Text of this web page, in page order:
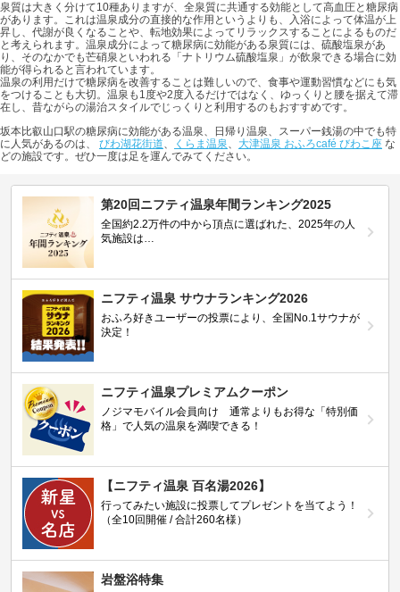
泉質は大きく分けて10種ありますが、全泉質に共通する効能として高血圧と糖尿病
があります。これは温泉成分の直接的な作用というよりも、入浴によって体温が上
昇し、代謝が良くなることや、転地効果によってリラックスすることによるものだ
と考えられます。温泉成分によって糖尿病に効能がある泉質には、硫酸塩泉があ
り、そのなかでも芒硝泉といわれる「ナトリウム硫酸塩泉」が飲泉できる場合に効
能が得られると言われています。
温泉の利用だけで糖尿病を改善することは難しいので、食事や運動習慣などにも気
をつけることも大切。温泉も1度や2度入るだけではなく、ゆっくりと腰を据えて滞
在し、昔ながらの湯治スタイルでじっくりと利用するのもおすすめです。
坂本比叡山口駅の糖尿病に効能がある温泉、日帰り温泉、スーパー銭湯の中でも特
に人気があるのは、 びわ湖花街道、 くらま温泉、 大津温泉 おふろcafé びわこ座 な
どの施設です。ぜひ一度は足を運んでみてください。
第20回ニフティ温泉年間ランキング2025
全国約2.2万件の中から頂点に選ばれた、2025年の人
気施設は…
ニフティ温泉 サウナランキング2026
おふろ好きユーザーの投票により、全国No.1サウナが
決定！
ニフティ温泉プレミアムクーポン
ノジマモバイル会員向け 通常よりもお得な「特別価
格」で人気の温泉を満喫できる！
【ニフティ温泉 百名湯2026】
行ってみたい施設に投票してプレゼントを当てよう！
（全10回開催 / 合計260名様）
岩盤浴特集